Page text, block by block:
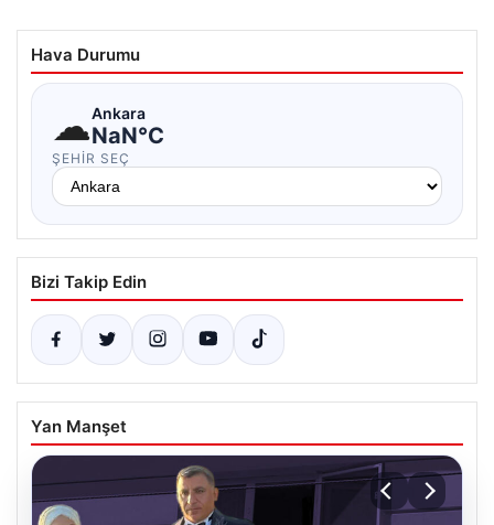
Hava Durumu
☁Ankara
NaN°C
ŞEHIR SEÇ
Bizi Takip Edin
Yan Manşet